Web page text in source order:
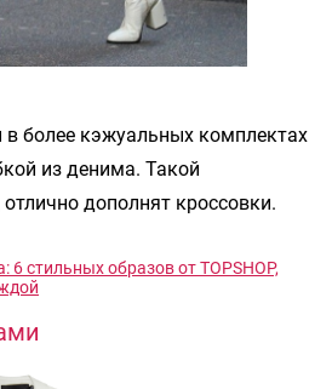
более кэжуальных комплектах
из денима. Такой
дополнят кроссовки.
6 стильных образов от TOPSHOP,